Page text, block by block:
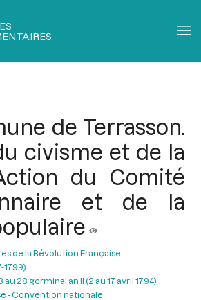
de Terrasson.
civisme et de la
du Comité
et de la
de la Révolution Française
1799)
au 28 germinal an II (2 au 17 avril 1794)
- Convention nationale